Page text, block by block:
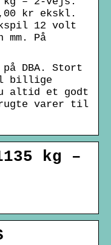
kr ekskl.
12 volt
På
på DBA. Stort
billige
altid et godt
varer til
kg –